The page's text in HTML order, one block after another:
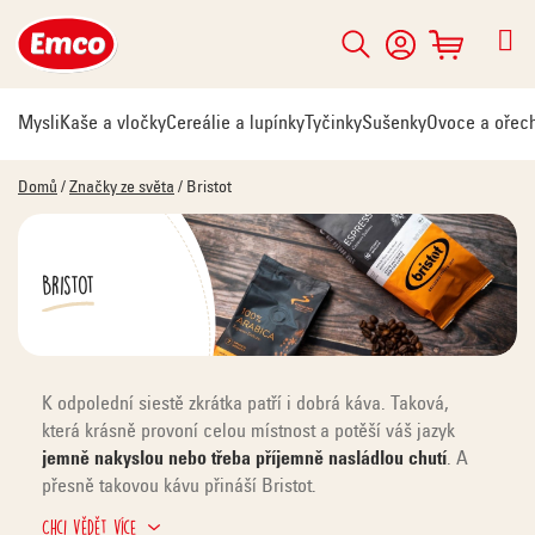
na
obsah
Hledat
NÁKUPNÍ
KOŠÍK
MysliKaše a vločkyCereálie a lupínky TyčinkySušenkyOvoce a
Domů / Značky ze světa / Bristot
Bristot
K odpolední siestě zkrátka patří i dobrá káva. Taková,
která krásně provoní celou místnost a potěší váš jazyk
jemně nakyslou nebo třeba příjemně nasládlou chutí. A
přesně takovou kávu přináší Bristot.
Chci vědět více